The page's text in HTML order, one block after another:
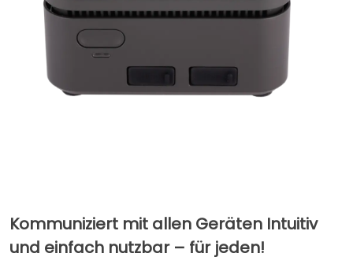
Kommuniziert mit allen Geräten Intuitiv
und einfach nutzbar – für jeden!